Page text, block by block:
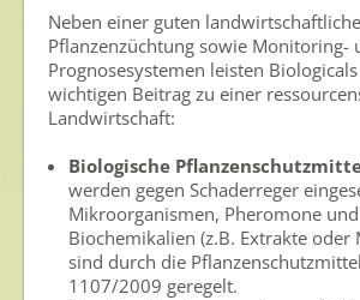
Videos
Publikationen
Newsletter
Neben einer guten
Pflanzenzüchtung sowie Monitoring-
Prognosesystemen leisten
wichtigen Beitrag zu einer
Landwirtschaft:
Biologische
werden gegen Schaderreger
Mikroorganismen, Pheromone und
Biochemikalien (z.B. Extrakte oder
sind durch die
1107/2009 geregelt.